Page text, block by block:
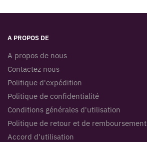
A PROPOS DE
A propos de nous
Contactez nous
Politique d'expédition
Politique de confidentialité
Conditions générales d'utilisation
Politique de retour et de remboursement
Accord d'utilisation